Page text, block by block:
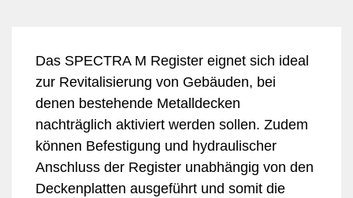
Das SPECTRA M Register eignet sich ideal
zur Revitalisierung von Gebäuden, bei
denen bestehende Metalldecken
nachträglich aktiviert werden sollen. Zudem
können Befestigung und hydraulischer
Anschluss der Register unabhängig von den
Deckenplatten ausgeführt und somit die